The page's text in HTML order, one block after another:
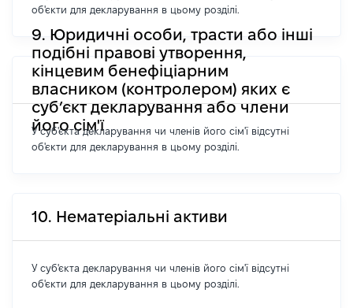
об'єкти для декларування в цьому розділі.
9. Юридичні особи, трасти або інші
подібні правові утворення,
кінцевим бенефіціарним
власником (контролером) яких є
суб’єкт декларування або члени
його сім'ї
У суб'єкта декларування чи членів його сім'ї відсутні
об'єкти для декларування в цьому розділі.
10. Нематеріальні активи
У суб'єкта декларування чи членів його сім'ї відсутні
об'єкти для декларування в цьому розділі.